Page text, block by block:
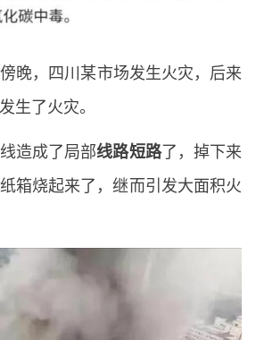
，四川某市场发生火灾，后来
生了火灾。
造成了局部线路短路了，掉下来
箱烧起来了，继而引发大面积火